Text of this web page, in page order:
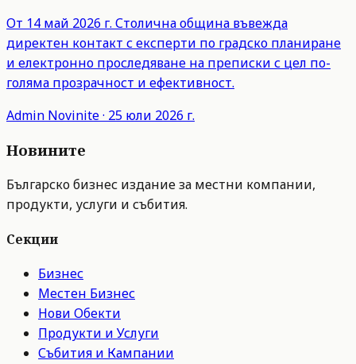
От 14 май 2026 г. Столична община въвежда
директен контакт с експерти по градско планиране
и електронно проследяване на преписки с цел по-
голяма прозрачност и ефективност.
Admin Novinite· 25 юли 2026 г.
Новините
Българско бизнес издание за местни компании,
продукти, услуги и събития.
Секции
Бизнес
Местен Бизнес
Нови Обекти
Продукти и Услуги
Събития и Кампании